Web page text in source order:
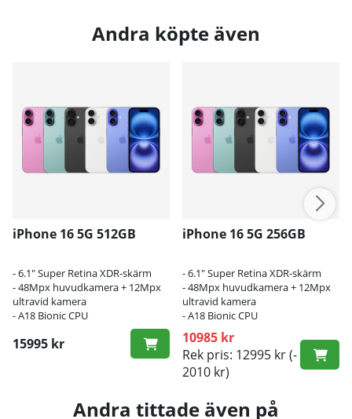
Andra köpte även
iPhone 16 5G 512GB
- 6.1″ Super Retina XDR-skärm
- 48Mpx huvudkamera + 12Mpx
ultravid kamera
- A18 Bionic CPU
15995 kr
iPhone 16 5G 256GB
- 6.1″ Super Retina XDR-skärm
- 48Mpx huvudkamera + 12Mpx
ultravid kamera
- A18 Bionic CPU
10985 kr
Rek pris: 12995 kr(-
2010 kr)
Andra tittade även på